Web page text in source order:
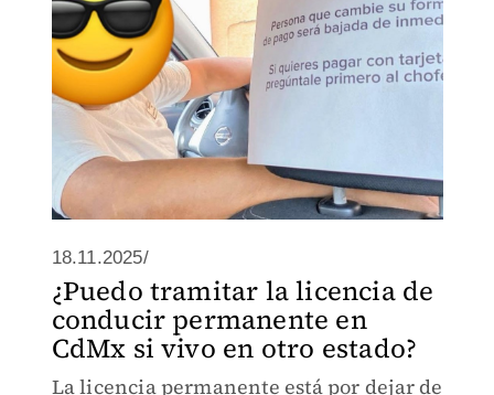
18.11.2025/
¿Puedo tramitar la licencia de
conducir permanente en
CdMx si vivo en otro estado?
La licencia permanente está por dejar de